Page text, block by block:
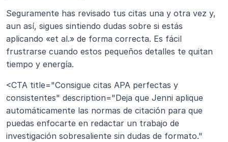
Seguramente has revisado tus citas una y otra vez y,
aun así, sigues sintiendo dudas sobre si estás
aplicando «et al.» de forma correcta. Es fácil
frustrarse cuando estos pequeños detalles te quitan
tiempo y energía.
<CTA title="Consigue citas APA perfectas y
consistentes" description="Deja que Jenni aplique
automáticamente las normas de citación para que
puedas enfocarte en redactar un trabajo de
investigación sobresaliente sin dudas de formato."